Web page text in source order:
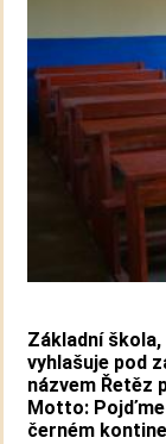
Základní
vyhlašuje pod
názvem Řetěz
Motto:
černém